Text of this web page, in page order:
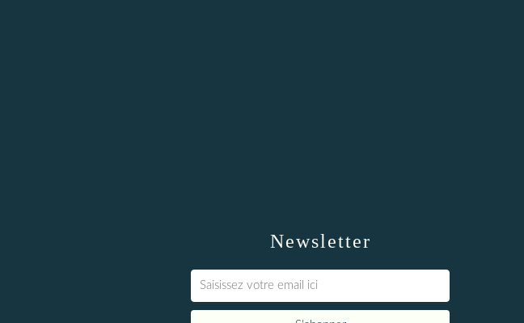
Newsletter